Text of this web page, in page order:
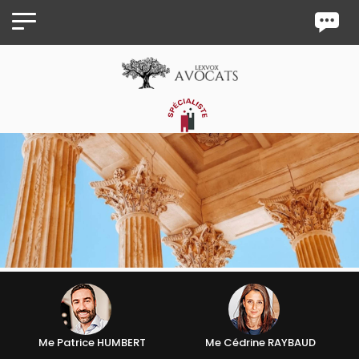
Me Patrice HUMBERT Me Cédrine RAYBAUD